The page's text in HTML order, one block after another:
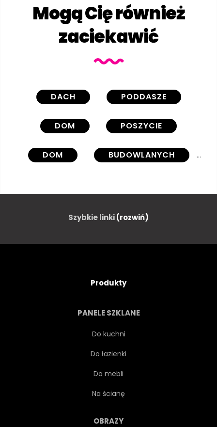
Mogą Cię również
zaciekawić
DACH PODDASZE
DOM POSZYCIE
DOM BUDOWLANYCH
ŻYWY
WESOŁY SŁOŃCE
HIPOTECZNYCH
Szybkie linki(rozwiń)
Produkty
PANELE SZKLANE
Do kuchni
Do łazienki
Do mebli
Na ścianę
OBRAZY